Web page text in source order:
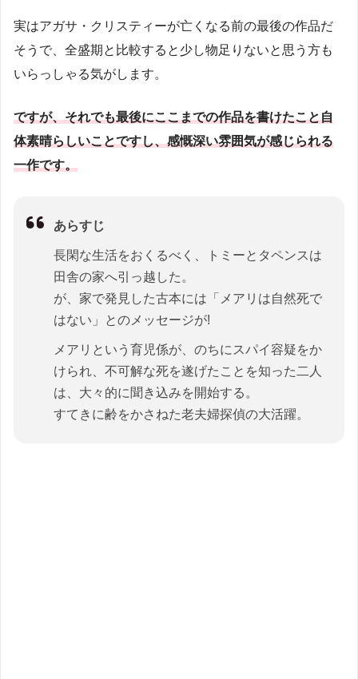
実はアガサ・クリスティーが亡くなる前の最後の作品だ
そうで、全盛期と比較すると少し物足りないと思う方も
いらっしゃる気がします。
ですが、それでも最後にここまでの作品を書けたこと自
体素晴らしいことですし、感慨深い雰囲気が感じられる
一作です。
あらすじ
長閑な生活をおくるべく、トミーとタペンスは
田舎の家へ引っ越した。
が、家で発見した古本には「メアリは自然死で
はない」とのメッセージが!
メアリという育児係が、のちにスパイ容疑をか
けられ、不可解な死を遂げたことを知った二人
は、大々的に聞き込みを開始する。
すてきに齢をかさねた老夫婦探偵の大活躍。